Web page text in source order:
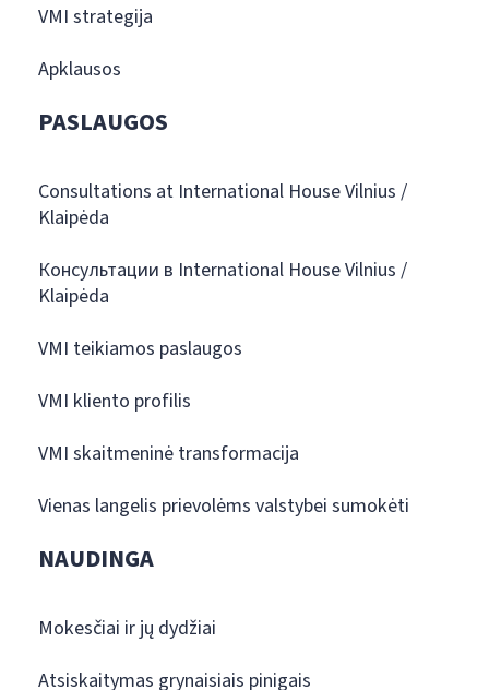
VMI strategija
Apklausos
PASLAUGOS
Consultations at International House Vilnius /
Klaipėda
Консультации в International House Vilnius /
Klaipėda
VMI teikiamos paslaugos
VMI kliento profilis
VMI skaitmeninė transformacija
Vienas langelis prievolėms valstybei sumokėti
NAUDINGA
Mokesčiai ir jų dydžiai
Atsiskaitymas grynaisiais pinigais